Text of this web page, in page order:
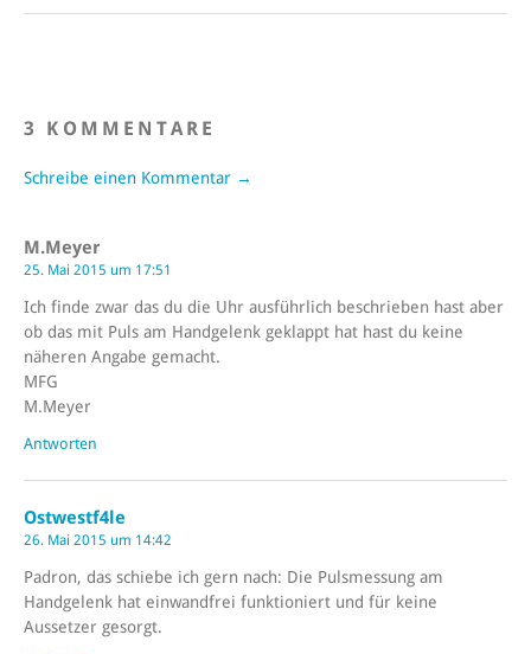
3 KOMMENTARE
Schreibe einen Kommentar →
M.Meyer
25. Mai 2015 um 17:51
Ich finde zwar das du die Uhr ausführlich beschrieben hast aber
ob das mit Puls am Handgelenk geklappt hat hast du keine
näheren Angabe gemacht.
MFG
M.Meyer
Antworten
Ostwestf4le
26. Mai 2015 um 14:42
Padron, das schiebe ich gern nach: Die Pulsmessung am
Handgelenk hat einwandfrei funktioniert und für keine
Aussetzer gesorgt.